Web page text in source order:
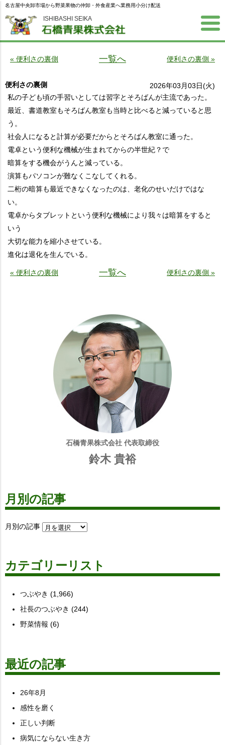
ISHIBASHI SEIKA
名古屋中央卸市場から野菜果物の仲卸・外食産業へ業務用小分け配送
« 便利さの裏側 一覧へ 便利さの裏側 »
便利さの裏側
2026年03月03日(火)
私の子ども頃の手習いとしては習字とそろばんが主流であった。
最近、書道教室もそろばん教室も当時と比べると減っていると思
う。
社会人になると計算が必要だからとそろばん教室に通った。
電卓という便利な機械が生まれてからの半世紀？で
暗算をする機会がうんと減っている。
演算もパソコンが難なくこなしてくれる。
二桁の暗算も最近できなくなったのは、老化のせいだけではな
い。
電卓からタブレットという便利な機械により我々は暗算をすると
いう
大切な能力を縮小させている。
進化は退化を生んでいる。
« 便利さの裏側 一覧へ 便利さの裏側 »
石橋青果株式会社 代表取締役
鈴木 貴裕
月別の記事
月別の記事
カテゴリーリスト
つぶやき (1,966)
社長のつぶやき (244)
野菜情報 (6)
最近の記事
26年8月
感性を磨く
正しい判断
病気にならない生き方